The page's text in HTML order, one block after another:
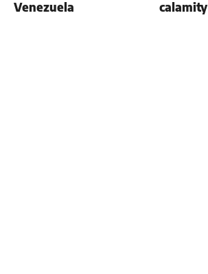
Venezuela
calamity